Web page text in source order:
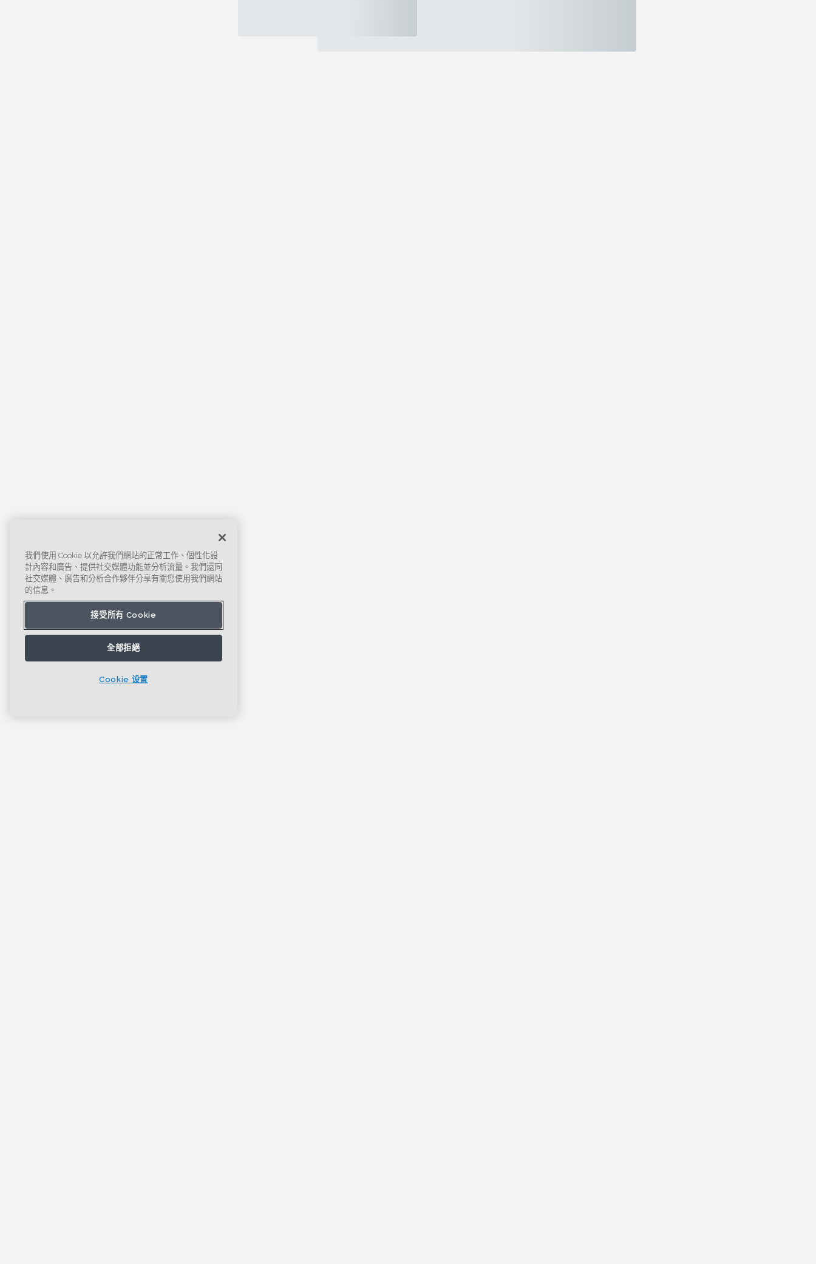
我們使用 Cookie 以允許我們網站的正常工作、個性化設
計內容和廣告、提供社交媒體功能並分析流量。我們還同
社交媒體、廣告和分析合作夥伴分享有關您使用我們網站
的信息。
接受所有 Cookie
全部拒絕
Cookie 设置